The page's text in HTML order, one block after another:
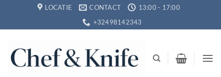
inhoud
LOCATIE CONTACT
13:00 - 17:00
+32498142343